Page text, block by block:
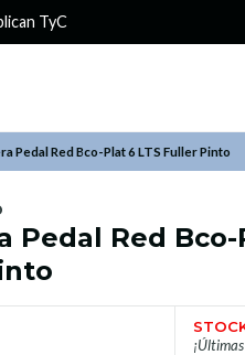
Pedal Red Bco-Plat 6 LTS Fuller Pinto
Pedal Red Bco-